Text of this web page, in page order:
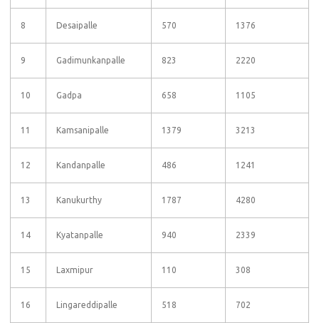
8 Desaipalle 570 1376
9 Gadimunkanpalle 823 2220
10 Gadpa 658 1105
11 Kamsanipalle 1379 3213
12 Kandanpalle 486 1241
13 Kanukurthy 1787 4280
14 Kyatanpalle 940 2339
15 Laxmipur 110 308
16 Lingareddipalle 518 702